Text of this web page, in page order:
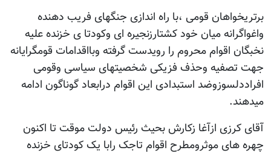
برتریخواهان قومی ،با راه اندازی جنگهای فریب دهنده
واغواگرانه میان خود کشتارزنجیره ای وکودتا ی خزنده علیه
نخبگان اقوام محروم را رویدست گرفته وبااقدامات قومگرایانه
جهت تصفیه وحذف فزیکی شخصیتهای سیاسی وقومی
افراددلسوزوضد استبدادی این اقوام درابعاد گوناگون ادامه
میدهند.
آقای کرزی ازآغا زکارش بحیث رئیس دولت موقت تا اکنون
چهره های موثرومطرح اقوام تاجک رابا یک کودتای خزنده